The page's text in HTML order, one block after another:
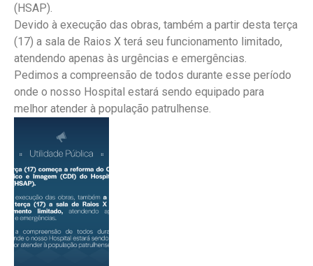
(HSAP).
Devido à execução das obras, também a partir desta terça
(17) a sala de Raios X terá seu funcionamento limitado,
atendendo apenas às urgências e emergências.
Pedimos a compreensão de todos durante esse período
onde o nosso Hospital estará sendo equipado para
melhor atender à população patrulhense.